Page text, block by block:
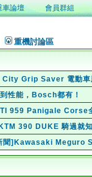
車論壇 會員群組
重機討論區
City Grip Saver 電動車
性能，Bosch都有！
959 Panigale Corse
390 DUKE 騎過就
聞]Kawasaki Meguro